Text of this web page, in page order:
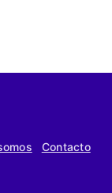
Contacto